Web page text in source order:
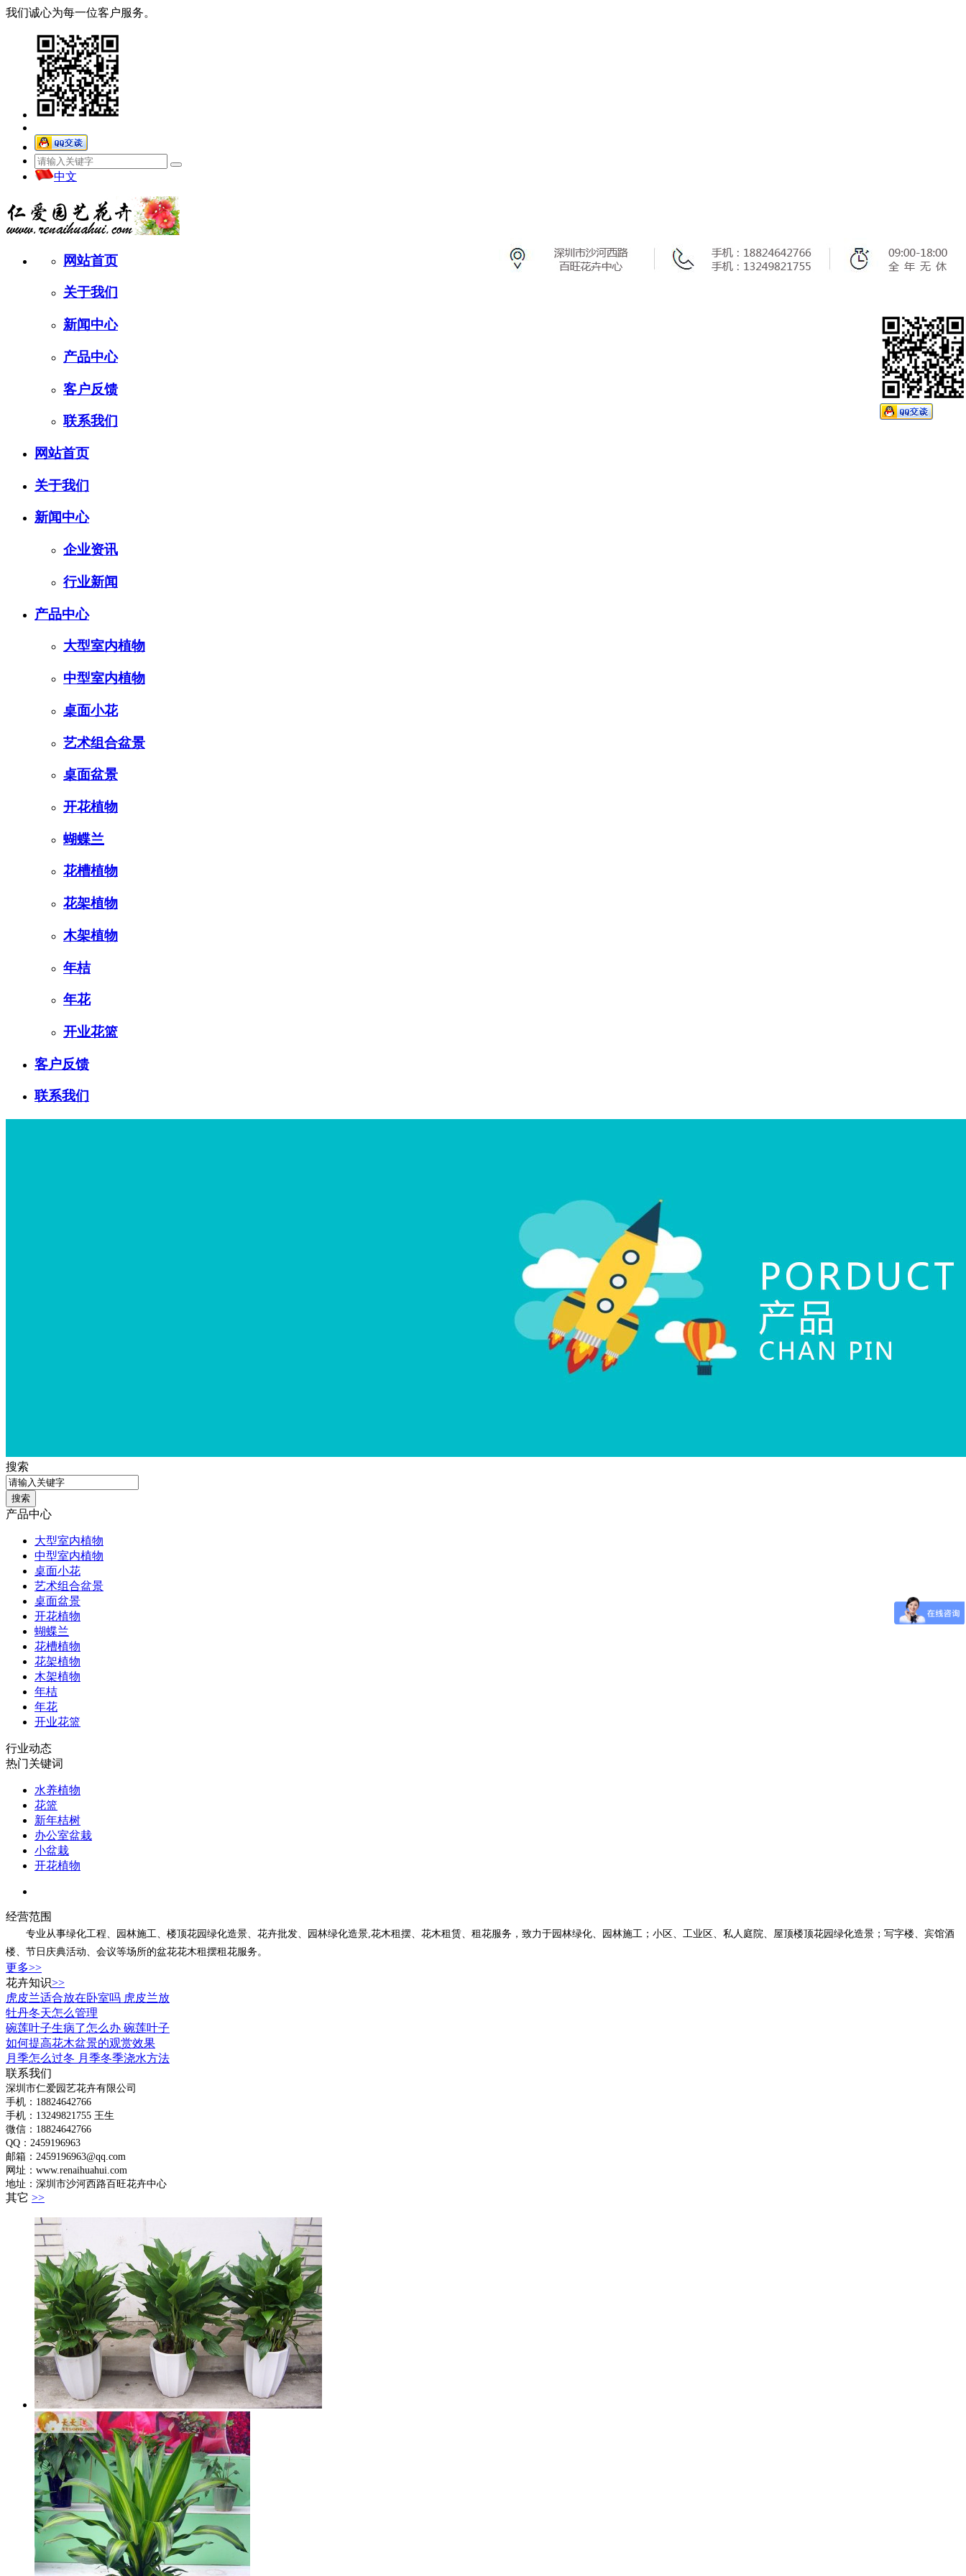
我们诚心为每一位客户服务。
中文
网站首页
关于我们
新闻中心
产品中心
客户反馈
联系我们
网站首页
关于我们
新闻中心
企业资讯
行业新闻
产品中心
大型室内植物
中型室内植物
桌面小花
艺术组合盆景
桌面盆景
开花植物
蝴蝶兰
花槽植物
花架植物
木架植物
年桔
年花
开业花篮
客户反馈
联系我们
搜索
产品中心
大型室内植物
中型室内植物
桌面小花
艺术组合盆景
桌面盆景
开花植物
蝴蝶兰
花槽植物
花架植物
木架植物
年桔
年花
开业花篮
行业动态
热门关键词
水养植物
花篮
新年桔树
办公室盆栽
小盆栽
开花植物
经营范围
专业从事绿化工程、园林施工、楼顶花园绿化造景、花卉批发、园林绿化造景,花木租摆、花木租赁、租花服务，致力于园林绿化、园林施工；小区、工业区、私人庭院、屋顶楼顶花园绿化造景；写字楼、宾馆酒
楼、节日庆典活动、会议等场所的盆花花木租摆租花服务。
更多>>
花卉知识>>
虎皮兰适合放在卧室吗 虎皮兰放
牡丹冬天怎么管理
碗莲叶子生病了怎么办 碗莲叶子
如何提高花木盆景的观赏效果
月季怎么过冬 月季冬季浇水方法
联系我们
深圳市仁爱园艺花卉有限公司
手机：18824642766
手机： 13249821755 王生
微信：18824642766
QQ：2459196963
邮箱：2459196963@qq.com
网址：www.renaihuahui.com
地址：深圳市沙河西路百旺花卉中心
其它 >>